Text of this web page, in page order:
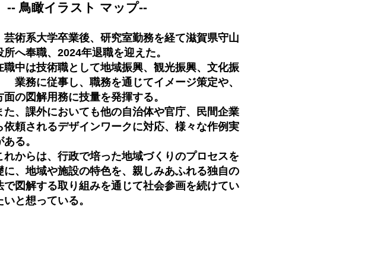
-- 鳥瞰イラスト マップ--
系大学卒業後、 研究室勤務を経て滋賀県守山
所へ奉職、2024年退職を迎えた。
中は技術職として地域振興、観光振興、文化振
務に従事し、職務を通じてイメージ策定や、
面の図解用務に技量を発揮する。
、課外においても他の自治体や官庁、民間企業
依頼されるデザインワークに対応、様々な作例実
る。
からは、行政で培った地域づくりのプロセスを
に、地域や施設の特色を、親しみあふれる独自の
で図解する取り組みを通じて社会参画を続けてい
いと想っている。